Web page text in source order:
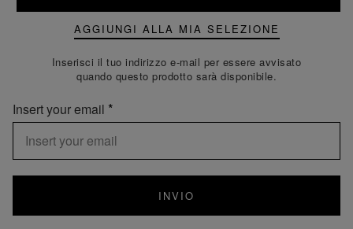
AGGIUNGI ALLA MIA SELEZIONE
Inserisci il tuo indirizzo e-mail per essere avvisato
quando questo prodotto sarà disponibile.
Insert your email
INVIO